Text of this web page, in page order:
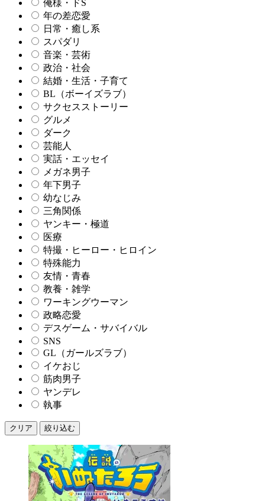
俺様・ドS
年の差恋愛
日常・癒し系
スパダリ
音楽・芸術
政治・社会
結婚・生活・子育て
BL（ボーイズラブ）
サクセスストーリー
グルメ
ダーク
芸能人
実話・エッセイ
メガネ男子
年下男子
幼なじみ
三角関係
ヤンキー・極道
医療
特撮・ヒーロー・ヒロイン
特殊能力
友情・青春
教養・雑学
ワーキングウーマン
政略恋愛
デスゲーム・サバイバル
SNS
GL（ガールズラブ）
イケおじ
筋肉男子
ヤンデレ
執事
クリア 絞り込む